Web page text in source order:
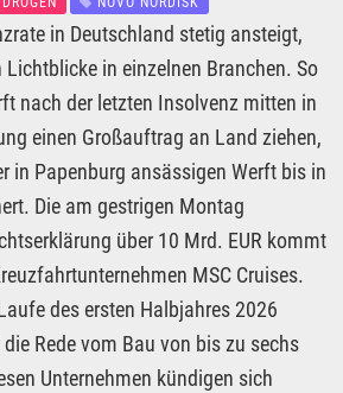
in Deutschland stetig ansteigt,
in einzelnen Branchen. So
nach der letzten Insolvenz mitten in
einen Großauftrag an Land ziehen,
in Papenburg ansässigen Werft bis in
Die am gestrigen Montag
über 10 Mrd. EUR kommt
MSC Cruises.
des ersten Halbjahres 2026
Rede vom Bau von bis zu sechs
Unternehmen kündigen sich